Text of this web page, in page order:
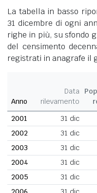
La tabella in basso
31 dicembre di ogni
righe in più, su sfondo
del censimento
registrati in anagrafe il
Anno
Data
rilevamento
2001
31 dic
2002
31 dic
2003
31 dic
2004
31 dic
2005
31 dic